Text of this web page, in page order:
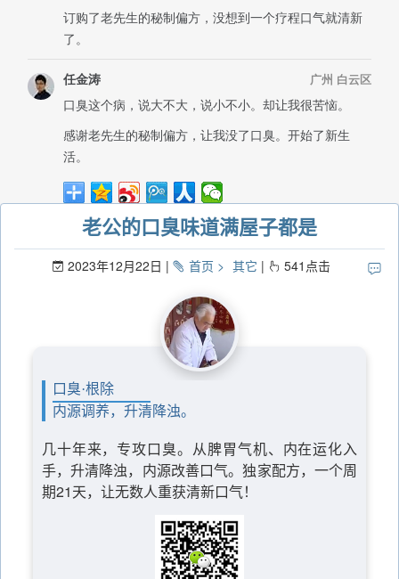
老公的口臭味道满屋子都是
2023年12月22日 首页 其它 541 点击
口臭·根除
内源调养，升清降浊。
几十年来，专攻口臭。从脾胃气机、内在运化入
手，升清降浊，内源改善口气。独家配方，一个周
期21天，让无数人重获清新口气！